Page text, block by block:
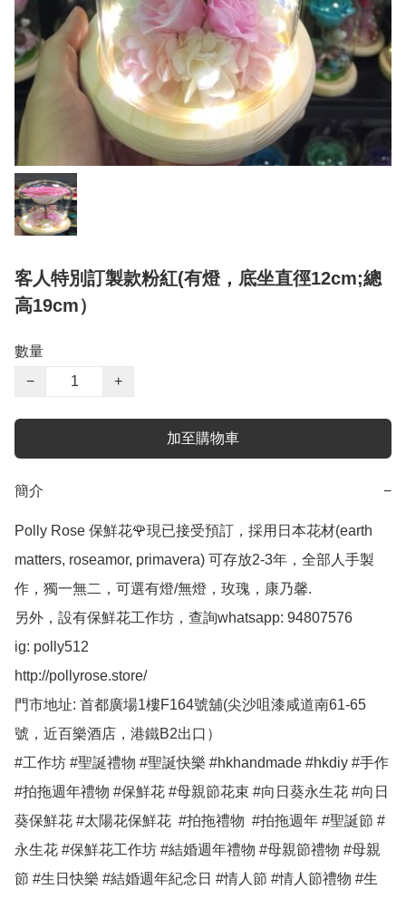
客人特別訂製款粉紅(有燈，底坐直徑12cm;總
高19cm）
數量
−
+
加至購物車
簡介 −
Polly Rose 保鮮花🌹現已接受預訂，採用日本花材(earth
matters, roseamor, primavera) 可存放2-3年，全部人手製
作，獨一無二，可選有燈/無燈，玫瑰，康乃馨.
另外，設有保鮮花工作坊，查詢whatsapp: 94807576
ig: polly512
http://pollyrose.store/
門市地址: 首都廣場1樓F164號舖(尖沙咀漆咸道南61-65
號，近百樂酒店，港鐵B2出口）
#工作坊 #聖誕禮物 #聖誕快樂 #hkhandmade #hkdiy #手作
#拍拖週年禮物 #保鮮花 #母親節花束 #向日葵永生花 #向日
葵保鮮花 #太陽花保鮮花  #拍拖禮物  #拍拖週年 #聖誕節 #
永生花 #保鮮花工作坊 #結婚週年禮物 #母親節禮物 #母親
節 #生日快樂 #結婚週年紀念日 #情人節 #情人節禮物 #生